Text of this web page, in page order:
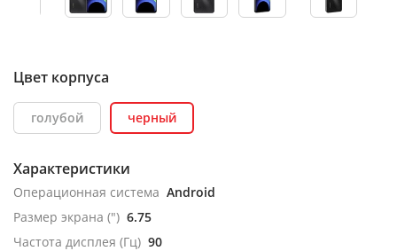
Цвет корпуса
голубой черный
Характеристики
Операционная система Android
Размер экрана (") 6.75
Частота дисплея (Гц) 90